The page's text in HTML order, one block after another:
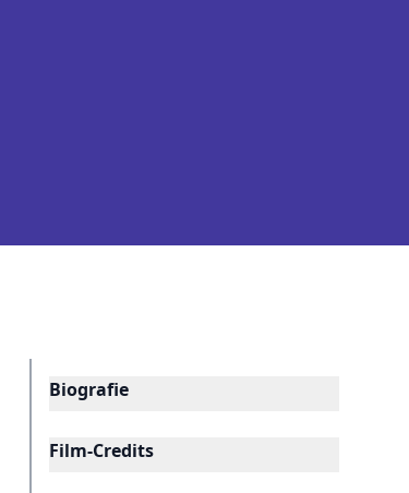
Biografie
Film-Credits